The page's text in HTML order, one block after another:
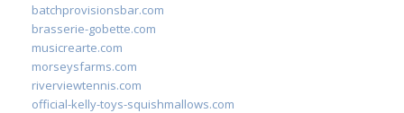
batchprovisionsbar.com
brasserie-gobette.com
musicrearte.com
morseysfarms.com
riverviewtennis.com
official-kelly-toys-squishmallows.com